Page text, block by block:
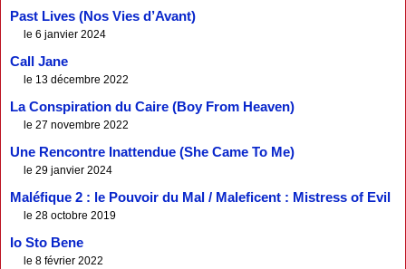
Past Lives (Nos Vies d’Avant)
le 6 janvier 2024
Call Jane
le 13 décembre 2022
La Conspiration du Caire (Boy From Heaven)
le 27 novembre 2022
Une Rencontre Inattendue (She Came To Me)
le 29 janvier 2024
Maléfique 2 : le Pouvoir du Mal / Maleficent : Mistress of Evil
le 28 octobre 2019
Io Sto Bene
le 8 février 2022